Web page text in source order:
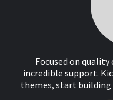
Focused on
incredible support.
themes, start building